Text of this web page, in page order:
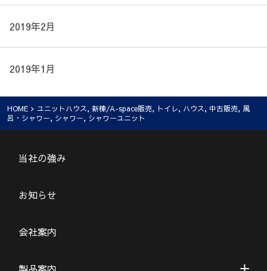
2019年2月
2019年1月
HOME > ユニットハウス, 新棟/A-space販売, トイレ, ハウス, 中古販売, 風
呂・シャワー, シャワー, シャワーユニット
当社の強み
お知らせ
会社案内